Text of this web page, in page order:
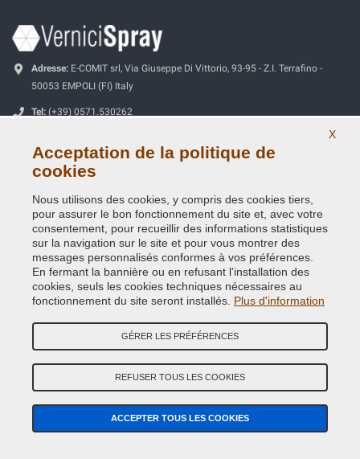
Adresse: E-COMIT srl, Via Giuseppe Di Vittorio, 93-95 - Z.I. Terrafino -
50053 EMPOLI (FI) Italy
Tel: (+39) 0571.530262
info@vernicispray.fr
PAIEMENTS SÉCURISÉS
Conditions générales de vente
Tous les avis
X
Acceptation de la politique de
cookies
Nous utilisons des cookies, y compris des cookies tiers,
pour assurer le bon fonctionnement du site et, avec votre
consentement, pour recueillir des informations statistiques
sur la navigation sur le site et pour vous montrer des
messages personnalisés conformes à vos préférences.
En fermant la bannière ou en refusant l'installation des
cookies, seuls les cookies techniques nécessaires au
fonctionnement du site seront installés. Plus d'information
GÉRER LES PRÉFÉRENCES
REFUSER TOUS LES COOKIES
ACCEPTER TOUS LES COOKIES